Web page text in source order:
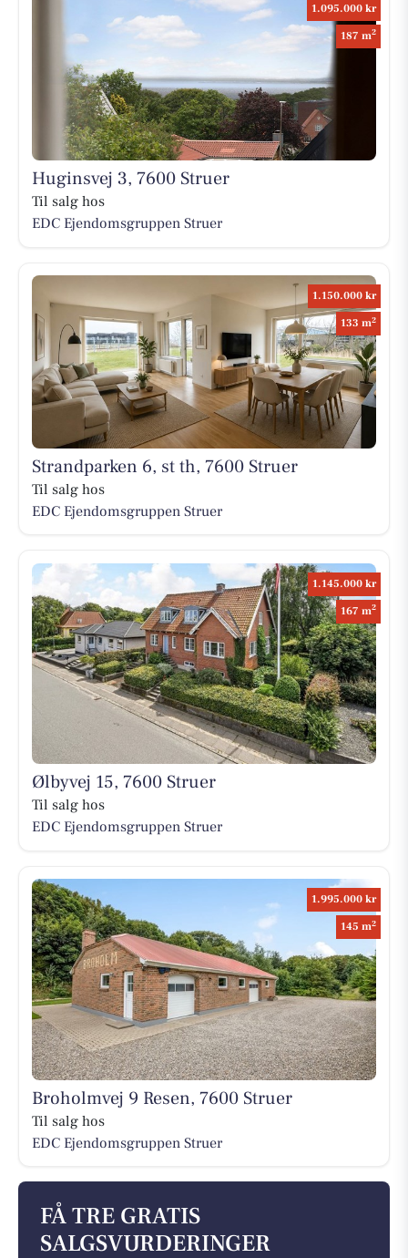
1.095.000 kr
187 m2
Huginsvej 3, 7600 Struer
Til salg hos
EDC Ejen­doms­grup­pen Struer
1.150.000 kr
133 m2
Strandparken 6, st th, 7600 Struer
Til salg hos
EDC Ejen­doms­grup­pen Struer
1.145.000 kr
167 m2
Ølbyvej 15, 7600 Struer
Til salg hos
EDC Ejen­doms­grup­pen Struer
1.995.000 kr
145 m2
Broholmvej 9 Resen, 7600 Struer
Til salg hos
EDC Ejen­doms­grup­pen Struer
FÅ TRE GRATIS
SALGSVURDERINGER